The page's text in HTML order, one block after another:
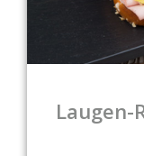
Laugen-